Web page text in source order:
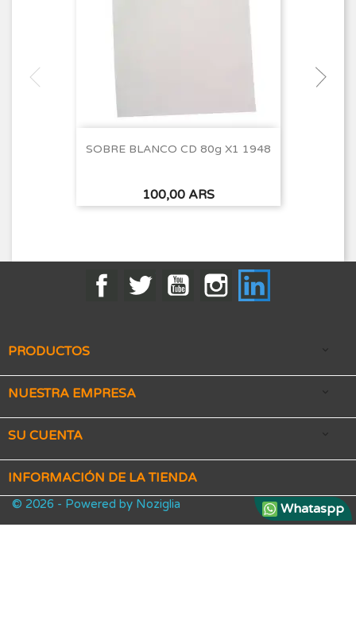
SOBRE BLANCO CD 80g X1 1948
Precio
100,00 ARS
FacebookTwitter YouTubeInstagram
PRODUCTOS 
NUESTRA EMPRESA 
SU CUENTA 
INFORMACIÓN DE LA TIENDA
Whataspp
© 2026 - Powered by Noziglia